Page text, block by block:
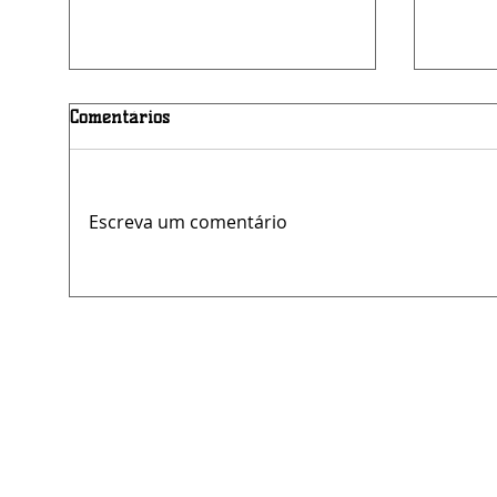
Câmara de Belo Jardim está
Comentários
Escreva um comentário